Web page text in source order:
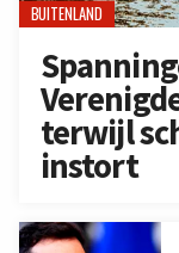
BUITENLAND
terwijl
instort